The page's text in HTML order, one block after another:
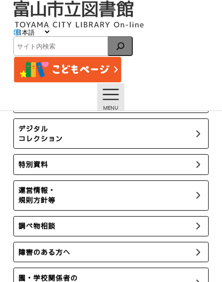
検
索
トップページ お知らせ
デジタル
コレクション
特別資料
運営情報・
規則方針等
調べ物相談
障害のある方へ
園・学校関係者の